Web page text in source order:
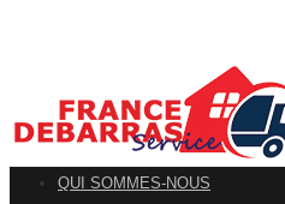
QUI SOMMES-NOUS